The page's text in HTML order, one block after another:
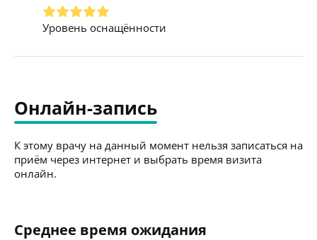
Уровень оснащённости
Онлайн-запись
К этому врачу на данный момент нельзя записаться на
приём через интернет и выбрать время визита
онлайн.
Среднее время ожидания